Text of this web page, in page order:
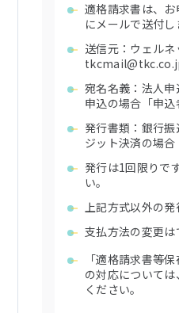
適格請求書は、
にメールで送付し
送信元：ウェル
宛名名義：法人
申込の場合「申込
発行書類：銀行
ジット決済の場合
発行は1回限りで
い。
上記方式以外の発
支払方法の変更は
「適格請求書等
の対応について
ください。